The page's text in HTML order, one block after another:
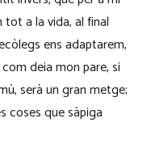
tot a la vida, al final
ens adaptarem,
deia mon pare, si
serà un gran metge;
coses que sàpiga